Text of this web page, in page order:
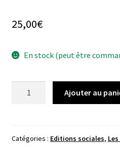
25,00€
En stock (peut être
Karl
Ajouter au
Catégories : Editions sociales,